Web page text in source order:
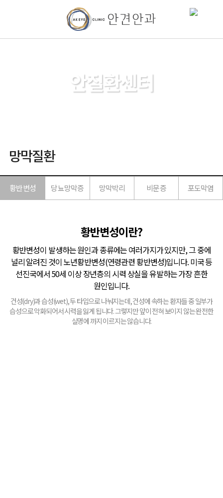
안질환센터
망막질환
황반변성 당뇨망막증 망막박리 비문증 포도막염
황반변성이란?
황반변성이 발생하는 원인과 종류에는 여러가지가 있지만, 그 중에
널리 알려진 것이 노년황반변성(연령관련 황반변성)입니다. 미국 등
선진국에서 50세 이상 장년층의 시력 상실을 유발하는 가장 흔한
원인입니다.
건성(dry)과 습성(wet), 두 타입으로 나눠지는데, 건성에 속하는 환자들 중 일부가
습성으로 악화되어서 시력을 잃게 됩니다. 그렇지만 앞이 전혀 보이지 않는 완전한
실명에 까지 이르지는 않습니다.